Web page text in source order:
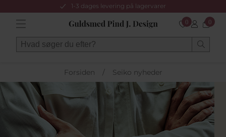
1-3 dages levering på lagervarer
0 0
Forsiden / Seiko nyheder